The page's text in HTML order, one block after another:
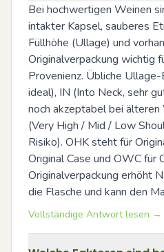
Bei hochwertigen Weinen
intakter Kapsel, sauberes
Füllhöhe (Ullage) und
Originalverpackung wichtig
Provenienz. Übliche
ideal), IN (Into Neck, sehr
noch akzeptabel bei
(Very High / Mid / Low
Risiko). OHK steht für
Original Case und OWC für
Originalverpackung erhöht
die Flasche und kann den
Vollständige Antwort lesen →